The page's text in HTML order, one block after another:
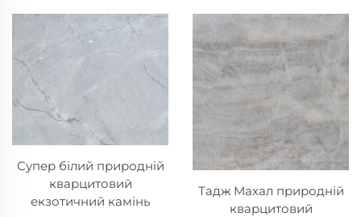
Супер білий природній
кварцитовий
екзотичний камінь
Тадж Махал природній
кварцитовий